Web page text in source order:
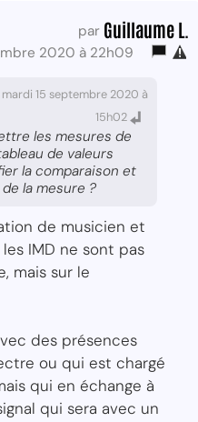
par Guillaume L.
2020 à 22h09
mardi 15 septembre 2020 à
15h02
les mesures de
de valeurs
la comparaison et
la mesure ?
de musicien et
IMD ne sont pas
mais sur le
des présences
ou qui est chargé
qui en échange à
qui sera avec un